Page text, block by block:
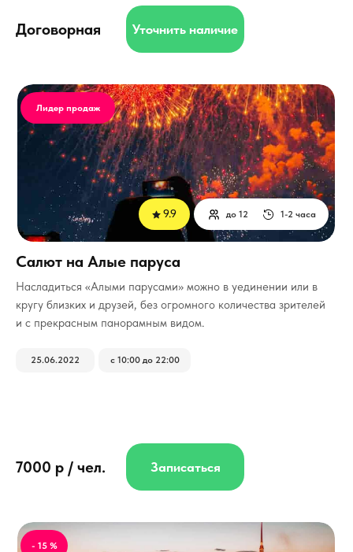
Договорная Уточнить наличие
Насладиться «Алыми парусами» можно в уединении или в
кругу близких и друзей, без огромного количества зрителей
и с прекрасным панорамным видом.
7000 р / чел.
1-2 часа
до 12
25.06.2022 с 10:00 до 22:00
Лидер продаж
Записаться
Салют на Алые паруса
9.9
- 15 %